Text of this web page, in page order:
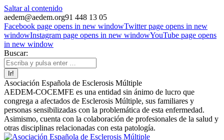
Saltar al contenido
aedem@aedem.org91 448 13 05
Facebook page opens in new windowTwitter page opens in new
windowInstagram page opens in new windowYouTube page opens
in new window
Buscar:
Asociación Española de Esclerosis Múltiple
AEDEM-COCEMFE es una entidad sin ánimo de lucro que
congrega a afectados de Esclerosis Múltiple, sus familiares y
personas sensibilizadas con la problemática de esta enfermedad.
Asimismo, cuenta con la colaboración de profesionales de la salud y
otras disciplinas relacionadas con esta patología.